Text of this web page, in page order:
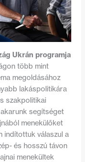
Ukrán programja
több mint
megoldásához
lakáspolitikára
szakpolitikai
segítséget
menekülőket
indítottuk válaszul a
és hosszú távon
menekültek